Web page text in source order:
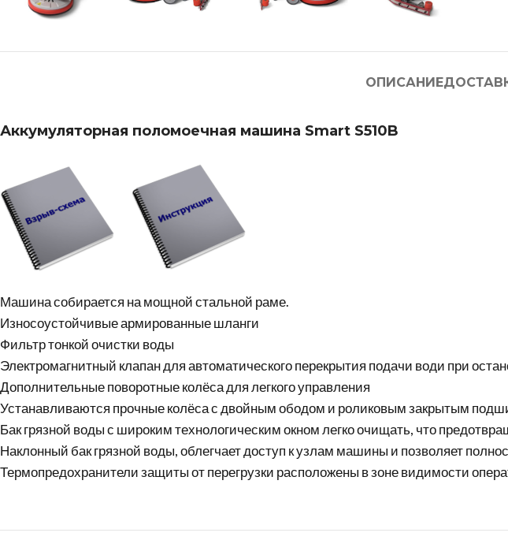
ОПИСАНИЕ
Аккумуляторная поломоечная машина Smart S510B
Машина собирается на мощной стальной раме.
Износоустойчивые армированные шланги
Фильтр тонкой очистки воды
Электромагнитный клапан для автоматического перекрытия подачи води при
Дополнительные поворотные колёса для легкого управления
Устанавливаются прочные колёса с двойным ободом и роликовым закрытым
Бак грязной воды с широким технологическим окном легко очищать, что
Наклонный бак грязной воды, облегчает доступ к узлам машины и позволяет
Термопредохранители защиты от перегрузки расположены в зоне видимости